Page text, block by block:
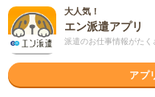
時給
時給1400円～
り）
交通費
全額支給
仕事内容
ー具体的にはー
大人気！
エン派遣アプリ
派遣のお仕事情報がたく
アプ